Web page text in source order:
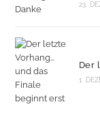
23.
Der
1.